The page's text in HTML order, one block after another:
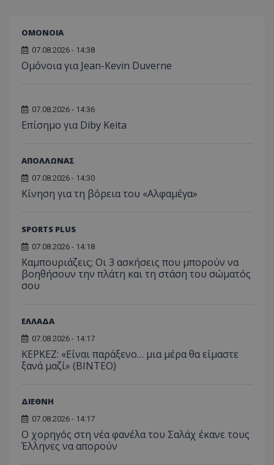
ΟΜΟΝΟΙΑ
07.08.2026 - 14:38
Ομόνοια για Jean-Kevin Duverne
07.08.2026 - 14:36
Επίσημο για Diby Keita
ΑΠΟΛΛΩΝΑΣ
07.08.2026 - 14:30
Κίνηση για τη βόρεια του «Αλφαμέγα»
SPORTS PLUS
07.08.2026 - 14:18
Καμπουριάζεις; Οι 3 ασκήσεις που μπορούν να
βοηθήσουν την πλάτη και τη στάση του σώματός
σου
ΕΛΛΑΔΑ
07.08.2026 - 14:17
ΚΕΡΚΕΖ: «Είναι παράξενο… μια μέρα θα είμαστε
ξανά μαζί» (BINTEO)
ΔΙΕΘΝΗ
07.08.2026 - 14:17
Ο χορηγός στη νέα φανέλα του Σαλάχ έκανε τους
Έλληνες να απορούν